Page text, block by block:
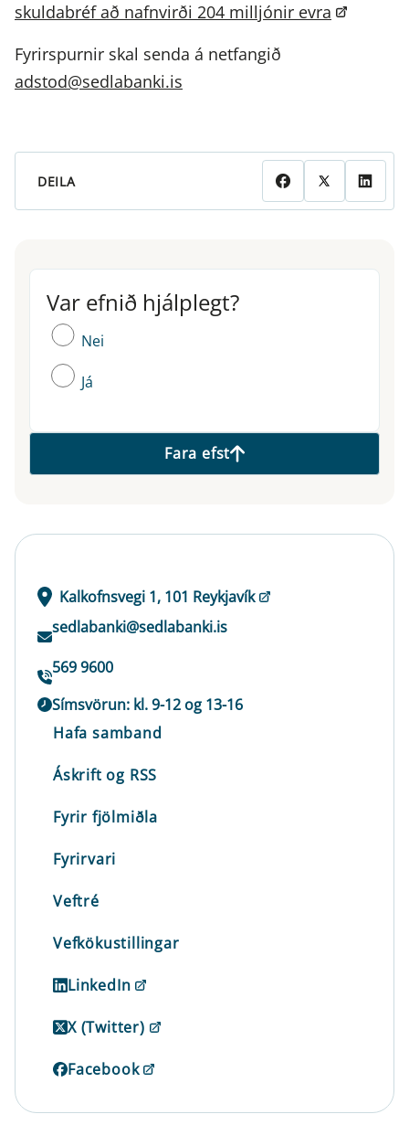
skuldabréf að nafnvirði 204 milljónir evra
Fyrirspurnir skal senda á netfangið
adstod@sedlabanki.is
DEILA
Var efnið hjálplegt?
Var efnið hjálplegt?
Nei
Já
Fara efst
Kalkofnsvegi 1, 101 Reykjavík
sedlabanki@sedlabanki.is
569 9600
Símsvörun: kl. 9-12 og 13-16
Hafa samband
Áskrift og RSS
Fyrir fjölmiðla
Fyrirvari
Veftré
Vefkökustillingar
LinkedIn
X (Twitter)
Facebook